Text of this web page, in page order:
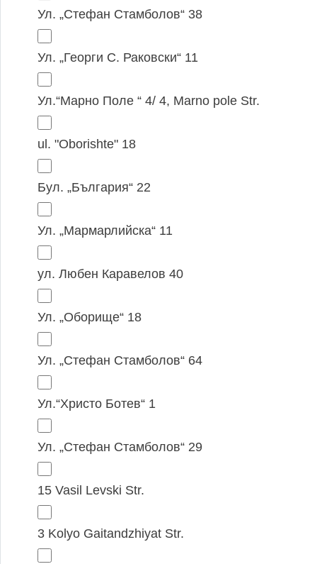
Ул. „Стефан Стамболов“ 38
Ул. „Георги С. Раковски“ 11
Ул.“Марно Поле “ 4/ 4, Marno pole Str.
ul. "Oborishte" 18
Бул. „България“ 22
Ул. „Мармарлийска“ 11
ул. Любен Каравелов 40
Ул. „Оборище“ 18
Ул. „Стефан Стамболов“ 64
Ул.“Христо Ботев“ 1
Ул. „Стефан Стамболов“ 29
15 Vasil Levski Str.
3 Kolyo Gaitandzhiyat Str.